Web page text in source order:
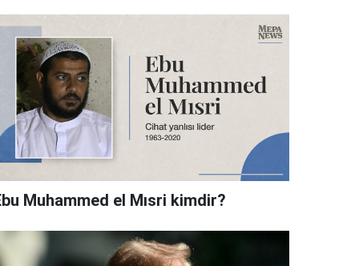
Muhammed el Mısri kimdir?